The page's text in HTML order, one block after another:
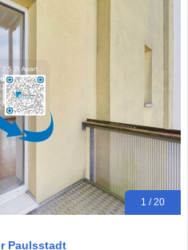
1 / 20
Paulsstadt